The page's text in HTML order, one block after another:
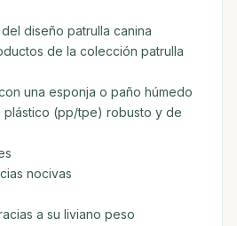
diseño patrulla canina
de la colección patrulla
una esponja o paño húmedo
(pp/tpe) robusto y de
nocivas
a su liviano peso